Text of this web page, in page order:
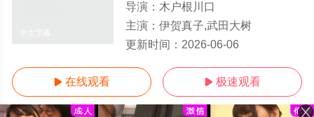
导演： 木户根川口
主演： 伊贺真子,武田大树
更新时间： 2026-06-06
 在线观看  极速观看